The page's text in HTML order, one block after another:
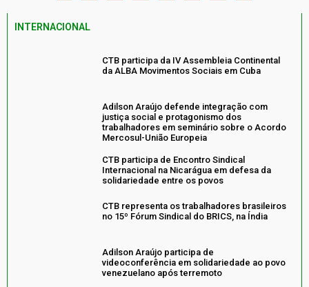
INTERNACIONAL
CTB participa da IV Assembleia Continental
da ALBA Movimentos Sociais em Cuba
Adilson Araújo defende integração com
justiça social e protagonismo dos
trabalhadores em seminário sobre o Acordo
Mercosul-União Europeia
CTB participa de Encontro Sindical
Internacional na Nicarágua em defesa da
solidariedade entre os povos
CTB representa os trabalhadores brasileiros
no 15º Fórum Sindical do BRICS, na Índia
Adilson Araújo participa de
videoconferência em solidariedade ao povo
venezuelano após terremoto